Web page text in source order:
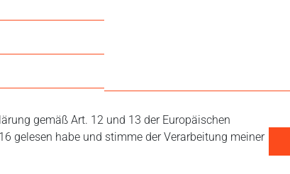
gemäß Art. 12 und 13 der Europäischen
gelesen habe und stimme der Verarbeitung meiner